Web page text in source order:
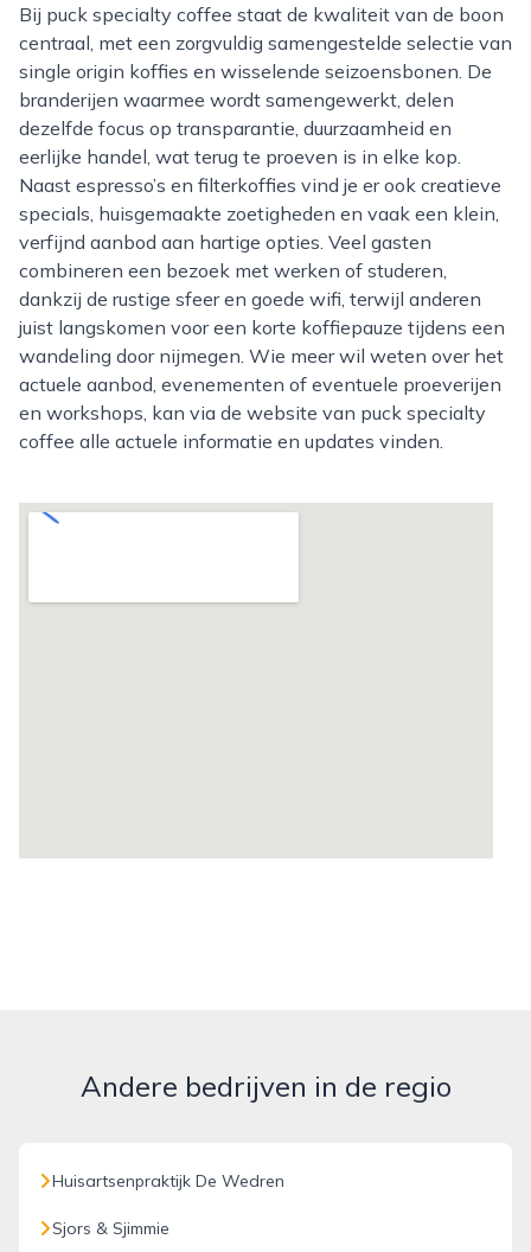
Bij puck specialty coffee staat de kwaliteit van de boon
centraal, met een zorgvuldig samengestelde selectie van
single origin koffies en wisselende seizoensbonen. De
branderijen waarmee wordt samengewerkt, delen
dezelfde focus op transparantie, duurzaamheid en
eerlijke handel, wat terug te proeven is in elke kop.
Naast espresso’s en filterkoffies vind je er ook creatieve
specials, huisgemaakte zoetigheden en vaak een klein,
verfijnd aanbod aan hartige opties. Veel gasten
combineren een bezoek met werken of studeren,
dankzij de rustige sfeer en goede wifi, terwijl anderen
juist langskomen voor een korte koffiepauze tijdens een
wandeling door nijmegen. Wie meer wil weten over het
actuele aanbod, evenementen of eventuele proeverijen
en workshops, kan via de website van puck specialty
coffee alle actuele informatie en updates vinden.
Andere bedrijven in de regio
Huisartsenpraktijk De Wedren
Sjors & Sjimmie